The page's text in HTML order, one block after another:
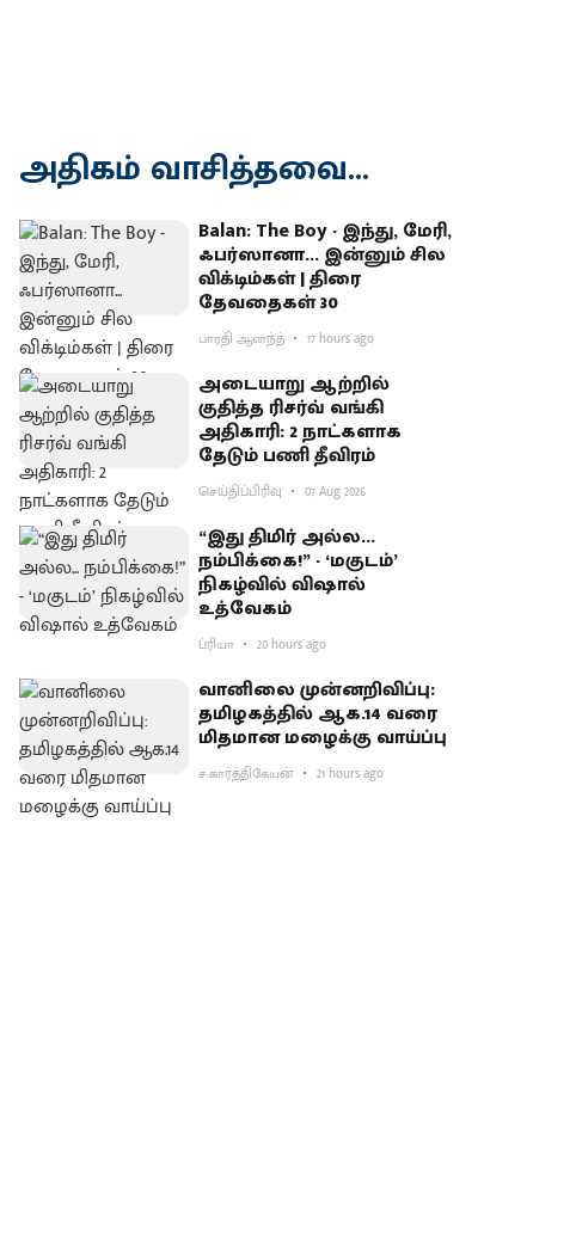
அதிகம் வாசித்தவை...
Balan: The Boy - இந்து, மேரி,
ஃபர்ஸானா... இன்னும் சில
விக்டிம்கள் | திரை
தேவதைகள் 30
பாரதி ஆனந்த் 17 hours ago
அடையாறு ஆற்றில்
குதித்த ரிசர்வ் வங்கி
அதிகாரி: 2 நாட்களாக
தேடும் பணி தீவிரம்
செய்திப்பிரிவு 07 Aug 2026
“இது திமிர் அல்ல...
நம்பிக்கை!” - ‘மகுடம்’
நிகழ்வில் விஷால்
உத்வேகம்
ப்ரியா 20 hours ago
வானிலை முன்னறிவிப்பு:
தமிழகத்தில் ஆக.14 வரை
மிதமான மழைக்கு வாய்ப்பு
ச.கார்த்திகேயன் 21 hours ago